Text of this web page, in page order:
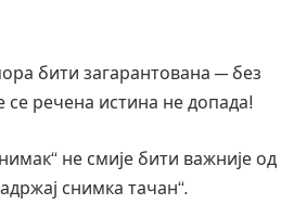
бити загарантована — без
се речена истина не допада!
не смије бити важније од
снимка тачан“.